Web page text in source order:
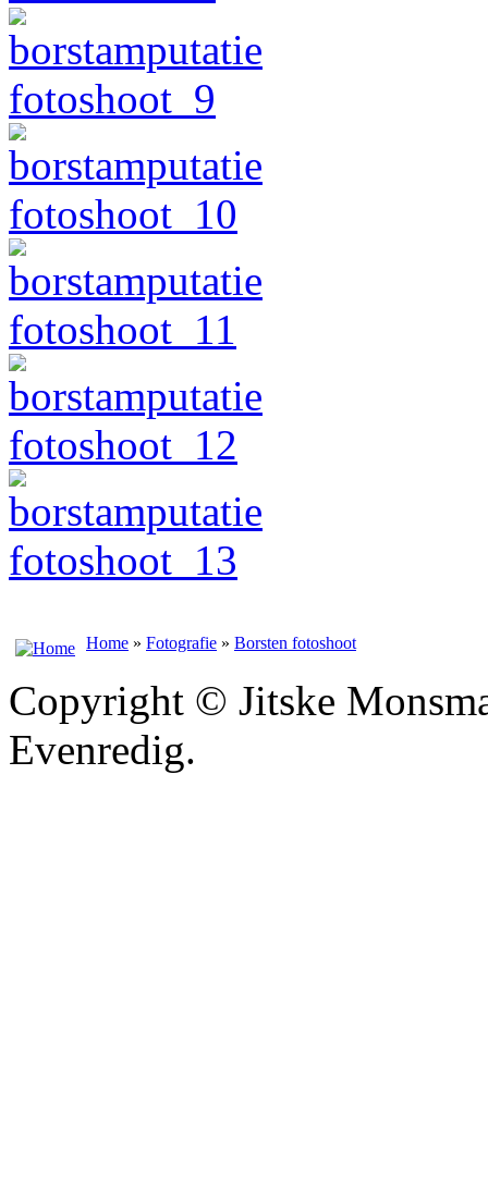
Home » Fotografie » Borsten fotoshoot
Copyright © Jitske
Evenredig.